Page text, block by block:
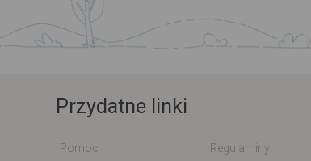
Przydatne linki
Pomoc
Regulaminy